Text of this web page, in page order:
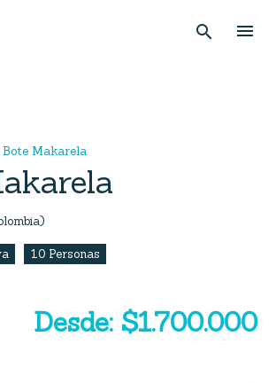
Bote Makarela
10 Personas
Desde: $1.700.000